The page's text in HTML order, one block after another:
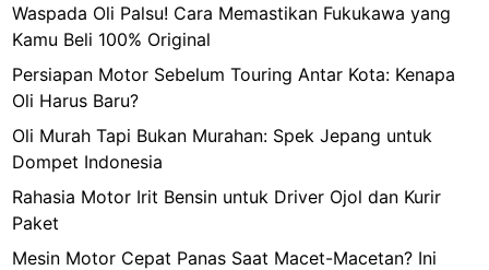
Waspada Oli Palsu! Cara Memastikan Fukukawa yang
Kamu Beli 100% Original
Persiapan Motor Sebelum Touring Antar Kota: Kenapa
Oli Harus Baru?
Oli Murah Tapi Bukan Murahan: Spek Jepang untuk
Dompet Indonesia
Rahasia Motor Irit Bensin untuk Driver Ojol dan Kurir
Paket
Mesin Motor Cepat Panas Saat Macet-Macetan? Ini